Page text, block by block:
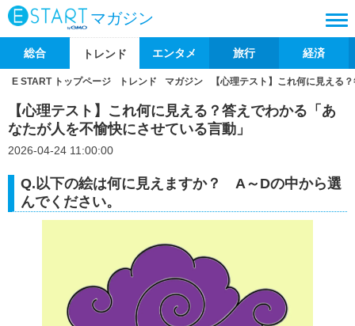
マガジン
総合 トレンド エンタメ 旅行 経済
E START トップページ トレンド マガジン 【心理テスト】これ何に見える
【心理テスト】これ何に見える？答えでわかる「あ
なたが人を不愉快にさせている言動」
2026-04-24 11:00:00
Q.以下の絵は何に見えますか？ A～Dの中から選
んでください。